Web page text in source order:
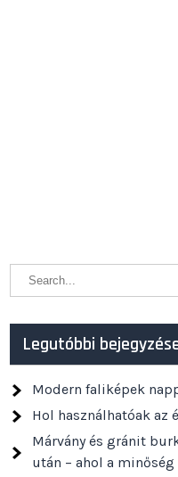
Legutóbbi
Modern faliképek
Hol használhatóak az
Márvány és gránit
után – ahol a